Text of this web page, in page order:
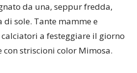
da una, seppur fredda,
sole. Tante mamme e
a festeggiare il giorno
con striscioni color Mimosa.